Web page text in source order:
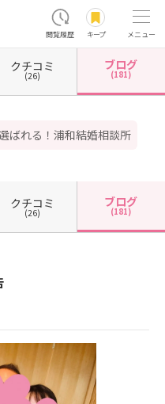
閲覧履歴 キープ メニュー
埼玉県さいたま市浦和区 ハッピーユ
ばれる！浦和結婚相談所
クチコミ
(26)
ブログ
(181)
クチコミ
(26)
ブログ
(181)